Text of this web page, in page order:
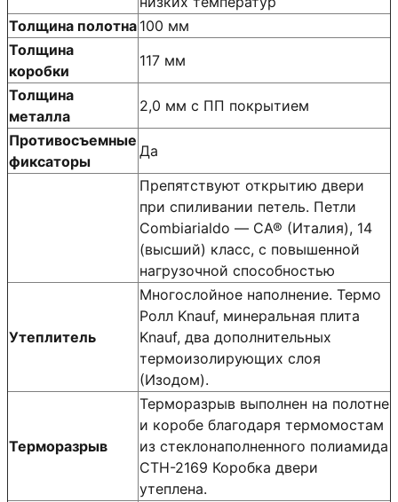
Толщина полотна 100 мм
Толщина
коробки
117 мм
Толщина
металла
2,0 мм с ПП покрытием
Противосъемные
фиксаторы
Да
Препятствуют открытию двери
при спиливании петель. Петли
Сombiarialdo — СА® (Италия), 14
(высший) класс, с повышенной
нагрузочной способностью
Утеплитель
Многослойное наполнение. Термо
Ролл Knauf, минеральная плита
Knauf, два дополнительных
термоизолирующих слоя
(Изодом).
Терморазрыв
Терморазрыв выполнен на полотне
и коробе благодаря термомостам
из стеклонаполненного полиамида
СТН-2169 Коробка двери
утеплена.